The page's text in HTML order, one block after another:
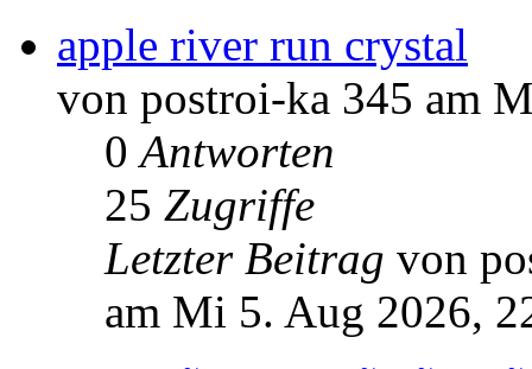
apple river run crystal
von postroi-ka 345 am
0Antworten
25 Zugriffe
Letzter Beitrag von
am Mi 5. Aug 2026,